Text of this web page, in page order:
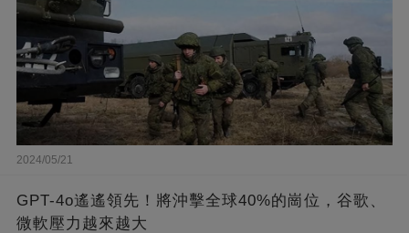
2024/05/21
GPT-4o遙遙領先！將沖擊全球40%的崗位，谷歌、
微軟壓力越來越大